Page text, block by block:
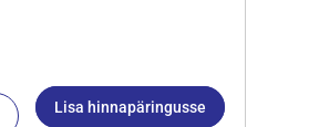
Lisa hinnapäringusse